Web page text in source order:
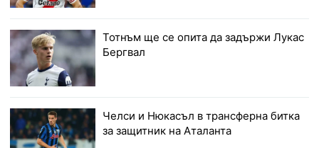
Тотнъм ще се опита да задържи Лукас
Бергвал
Челси и Нюкасъл в трансферна битка
за защитник на Аталанта